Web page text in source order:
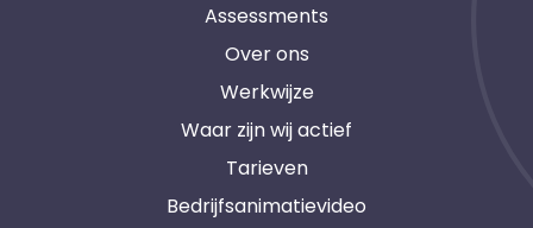
Assessments
Over ons
Werkwijze
Waar zijn wij actief
Tarieven
Bedrijfsanimatievideo